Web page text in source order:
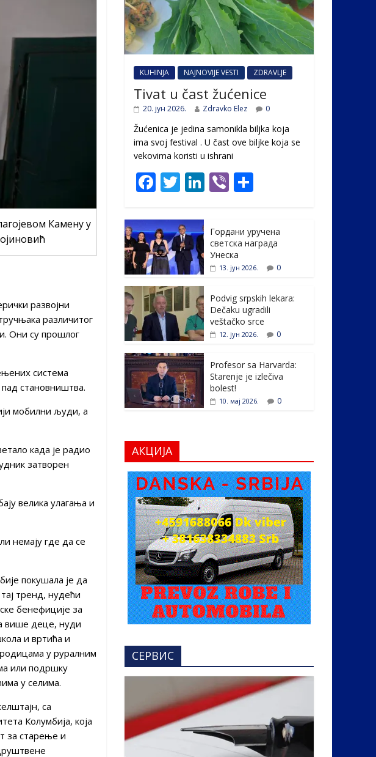
Камену у
развојни
различитог
Они су прошлог
система
становништва.
мобилни људи, а
када је радио
затворен
велика улагања и
немају где да се
покушала је да
тренд, нудећи
бенефиције за
више деце, нуди
и вртића и
у руралним
или подршку
у селима.
са
Колумбија, која
за старење и
KUHINJA NAJNOVIJE VESTI ZDRAVLJE
Tivat u čast žućenice
20. јун 2026. Zdravko Elez 0
Žućenica je jedina samonikla biljka koja
ima svoj festival . U čast ovе biljke koja se
vekovima koristi u ishrani
F
e
b
o
o
k
T
itt
er
Li
e
dI
n
Vi
e
Гордани уручена
светска награда
Унеска
13. јун 2026. 0
Podvig srpskih lekara:
Dečaku ugradili
veštačko srce
12. јун 2026. 0
Profesor sa Harvarda:
Starenje je izlečiva
bolest!
10. мај 2026. 0
АКЦИЈА
СЕРВИС